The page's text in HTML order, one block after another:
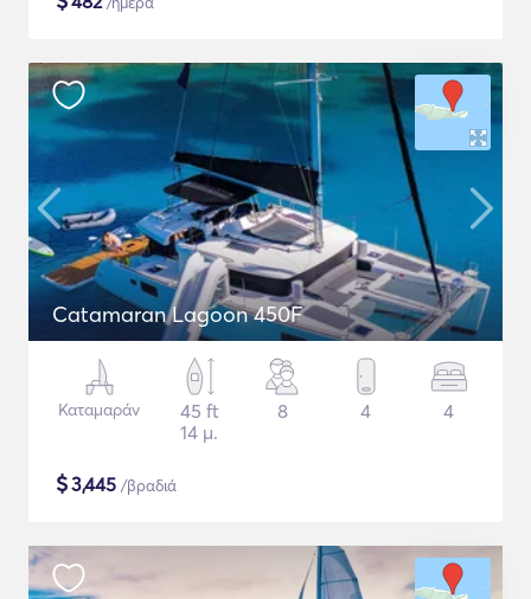
Catamaran Lagoon 450F
Καταμαράν
45 ft
14 μ.
8 4 4
$3,445 /βραδιά